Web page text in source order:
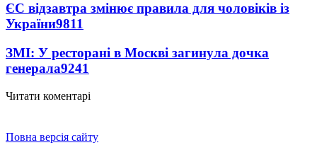
ЄС відзавтра змінює правила для чоловіків із
України9811
ЗМІ: У ресторані в Москві загинула дочка
генерала9241
Читати коментарі
Повна версія сайту